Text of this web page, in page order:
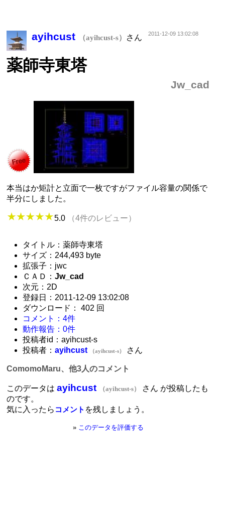
ayihcust （ayihcust-s） さん 2011-12-09 13:02:08
薬師寺東塔
Jw_cad
本当はか矩計と立面で一枚ですがファイル容量の関係で
半分にしました。
5.0 （4件のレビュー）
タイトル：薬師寺東塔
サイズ：244,493 byte
拡張子：jwc
ＣＡＤ：Jw_cad
次元：2D
登録日：2011-12-09 13:02:08
ダウンロード： 402 回
コメント：4件
動作報告：0件
投稿者id：ayihcust-s
投稿者：ayihcust （ayihcust-s） さん
ComomoMaru、他3人のコメント
このデータはayihcust （ayihcust-s）
さん が投稿したも
のです。
気に入ったら コメント を残しましょう。
» このデータを評価する